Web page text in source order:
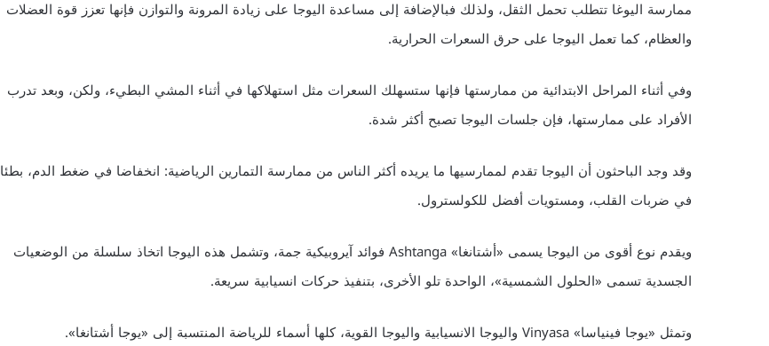
ممارسة اليوغا تتطلب تحمل الثقل، ولذلك فبالإضافة إلى مساعدة اليوجا على زيادة المرونة والتوازن فإنها تعزز قوة العضلات
والعظام، كما تعمل اليوجا على حرق السعرات الحرارية.
وفي أثناء المراحل الابتدائية من ممارستها فإنها ستسهلك السعرات مثل استهلاكها في أثناء المشي البطيء، ولكن، وبعد تدرب
الأفراد على ممارستها، فإن جلسات اليوجا تصبح أكثر شدة.
وقد وجد الباحثون أن اليوجا تقدم لممارسيها ما يريده أكثر الناس من ممارسة التمارين الرياضية: انخفاضا في ضغط الدم، بطئا
في ضربات القلب، ومستويات أفضل للكولسترول.
ويقدم نوع أقوى من اليوجا يسمى «أشتانغا» Ashtanga فوائد آيروبيكية جمة، وتشمل هذه اليوجا اتخاذ سلسلة من الوضعيات
الجسدية تسمى «الحلول الشمسية»، الواحدة تلو الأخرى، بتنفيذ حركات انسيابية سريعة.
وتمثل «يوجا فينياسا» Vinyasa واليوجا الانسيابية واليوجا القوية، كلها أسماء للرياضة المنتسبة إلى «يوجا أشتانغا».